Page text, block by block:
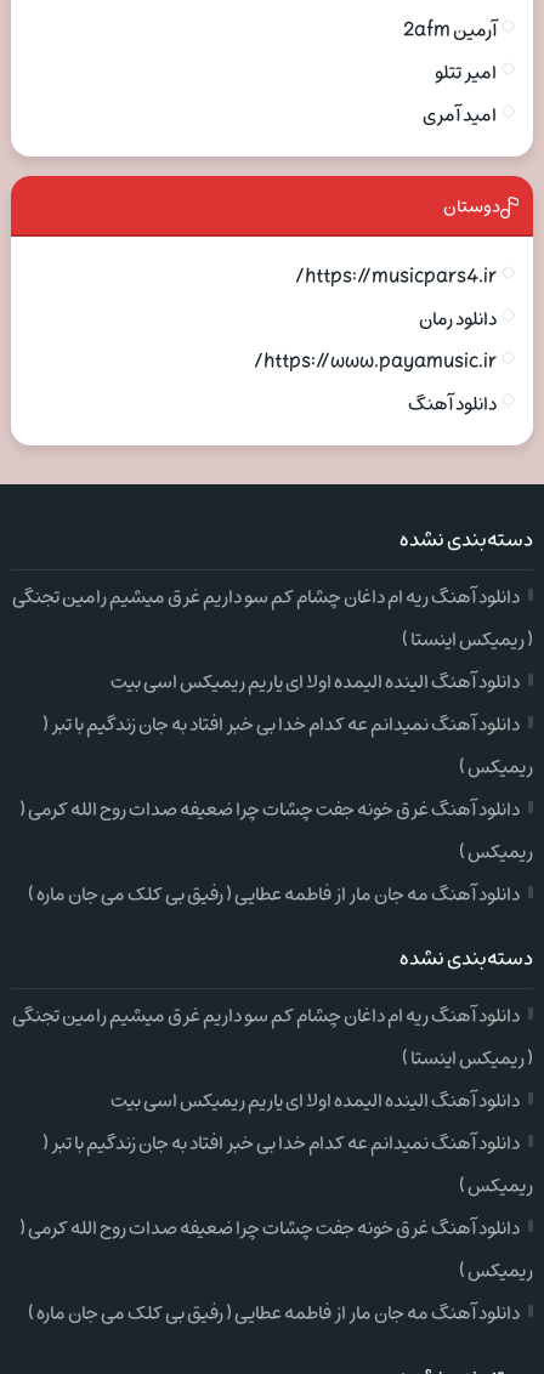
آرمین 2afm
امیر تتلو
امید آمری
دوستان
https://musicpars4.ir/
دانلود رمان
https://www.payamusic.ir/
دانلود آهنگ
دسته‌بندی نشده
دانلود آهنگ ریه ام داغان چشام کم سو داریم غرق میشیم رامین تجنگی
( ریمیکس اینستا )
دانلود آهنگ الینده الیمده اولا ای یاریم ریمیکس اسی بیت
دانلود آهنگ نمیدانم عه کدام خدا بی خبر افتاد به جان زندگیم با تبر (
ریمیکس )
دانلود آهنگ غرق خونه جفت چشات چرا ضعیفه صدات روح الله کرمی (
ریمیکس )
دانلود آهنگ مه جان مار از فاطمه عطایی ( رفیق بی کلک می جان ماره )
دسته‌بندی نشده
دانلود آهنگ ریه ام داغان چشام کم سو داریم غرق میشیم رامین تجنگی
( ریمیکس اینستا )
دانلود آهنگ الینده الیمده اولا ای یاریم ریمیکس اسی بیت
دانلود آهنگ نمیدانم عه کدام خدا بی خبر افتاد به جان زندگیم با تبر (
ریمیکس )
دانلود آهنگ غرق خونه جفت چشات چرا ضعیفه صدات روح الله کرمی (
ریمیکس )
دانلود آهنگ مه جان مار از فاطمه عطایی ( رفیق بی کلک می جان ماره )